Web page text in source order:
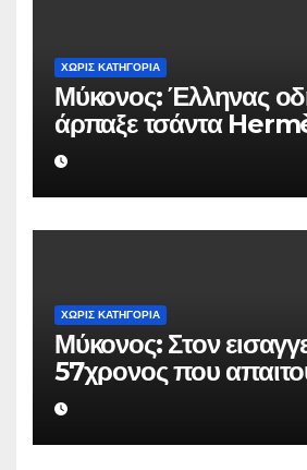
ΧΩΡΊΣ ΚΑΤΗΓΟΡΊΑ
Μύκονος: Έλληνας
άρπαξε τσάντα
Rolex αξίας 75.000
Ουκρανό τουρίστα
ΧΩΡΊΣ ΚΑΤΗΓΟΡΊΑ
Μύκονος: Στον
57χρονος που
επιχειρηματία 80.000
να μην κάνει
βάρος του